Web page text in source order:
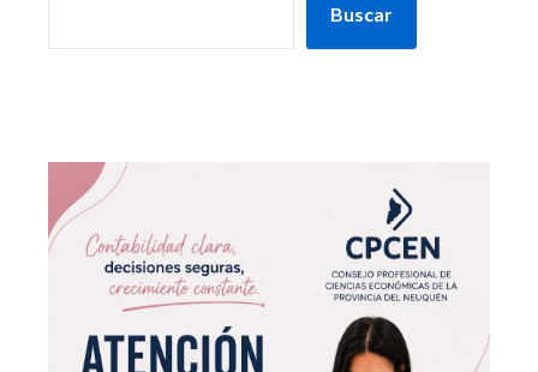
Buscar